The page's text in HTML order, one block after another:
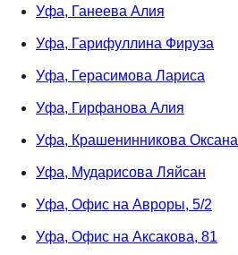
Уфа, Ганеева Алия
Уфа, Гарифуллина Фируза
Уфа, Герасимова Лариса
Уфа, Гирфанова Алия
Уфа, Крашенинникова Оксана
Уфа, Мударисова Ляйсан
Уфа, Офис на Авроры, 5/2
Уфа, Офис на Аксакова, 81